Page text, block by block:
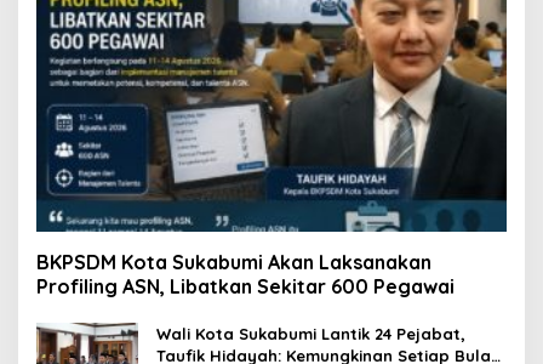
BKPSDM Kota Sukabumi Akan Laksanakan
Profiling ASN, Libatkan Sekitar 600 Pegawai
Wali Kota Sukabumi Lantik 24 Pejabat,
Taufik Hidayah: Kemungkinan Setiap Bulan